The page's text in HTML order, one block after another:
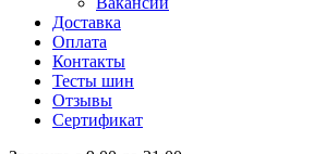
Доставка
Оплата
Контакты
Тесты шин
Отзывы
Сертификат